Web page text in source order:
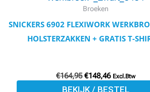
Broeken
SNICKERS 6902 FLEXIWORK
HOLSTERZAKKEN + GRATIS T-
€164,95 €148,46 Excl.Btw
BEKIJK / BESTEL
meerdere
variaties.
Deze
gekozen